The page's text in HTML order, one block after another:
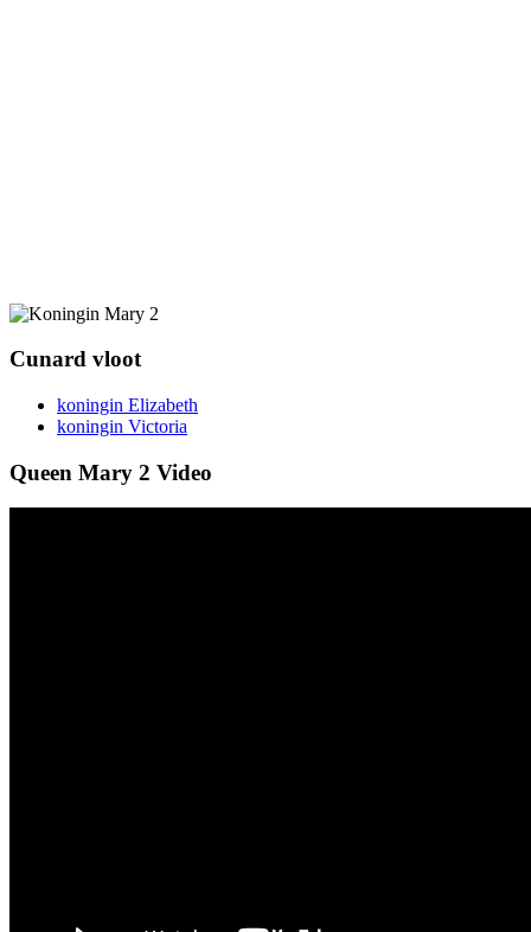
Cunard vloot
koningin Elizabeth
koningin Victoria
Queen Mary 2 Video